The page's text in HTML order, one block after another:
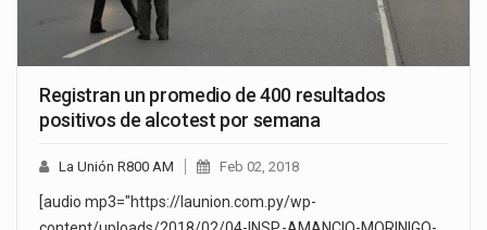
Registran un promedio de 400 resultados
positivos de alcotest por semana
La Unión R800 AM Feb 02, 2018
[audio mp3="https://launion.com.py/wp-